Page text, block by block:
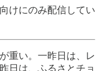
けにのみ配信してい
重い。一昨日は、レ
日は、ふるさとチョ